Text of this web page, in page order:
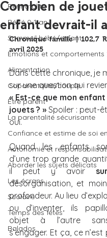
Périnatalité
Bébé 0-1 an
Sommeil bébé/enfant
Émotions et comportements
Alimentation
Coparentalité/couple
Être parent
La parentalité sécurisante
Confiance et estime de soi
Autonomie et
Aborder les sujets délicats
Les écrans
Scolaire
Temps des fêtes
Balados
Combien de
enfant devrait-il
Chronique famille | 102,7
avril 2025
Dans cette chronique, je
sur une question qui
« Est-ce que mon
jouets ? » Spoiler : peut-
oui.
Quand les enfants
d’une trop grande
il peut y avoir
désorganisation, et
profondeur. Au lieu
ou d’inventer, ils
objet à l’autre
s’engager. Et ça, ce